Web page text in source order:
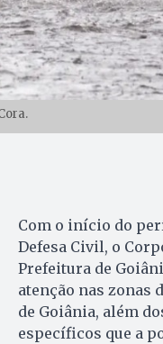
Com o início do
Defesa Civil, o
Prefeitura de
atenção nas zonas
de Goiânia, além
específicos que a